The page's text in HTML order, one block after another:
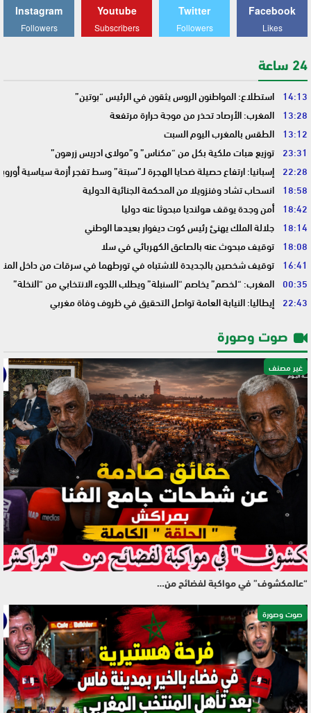
Facebook
Likes
Twitter
Followers
Youtube
Subscribers
Instagram
Followers
24 ساعة
14:13 استطلاع: المواطنون الروس يثقون في الرئيس “بوتين”
13:28 المغرب: الأرصاد تحذر من موجة حرارة مرتفعة
13:12 الطقس بالمغرب اليوم السبت
23:31 توزيع هبات ملكية بكل من “مكناس” و”مولاي ادريس زرهون”
22:28 إسبانيا: ارتفاع حصيلة ضحايا الهجرة لـ”سبتة” وسط تفجر أزمة سياسية
18:58 انسحاب تشاد وفنزويلا من المحكمة الجنائية الدولية
18:42 أمن وجدة يوقف هولنديا مبحوثا عنه دوليا
18:14 جلالة الملك يهنئ رئيس كوت ديفوار بعيدها الوطني
18:08 توقيف مبحوث عنه بالصاعق الكهربائي في سلا
16:41 توقيف شخصين بالجديدة للاشتباه في تورطهما في سرقات من داخل
00:35 المغرب: “لخصم” يخاصم “السنبلة” ويطلب اللجوء الانتخابي من “النخلة”
22:43 إيطاليا: النيابة العامة تواصل التحقيق في ظروف وفاة مغربي
صوت وصورة
غير مصنف
“عالمكشوف” في مواكبة لفضائح من…
صوت وصورة